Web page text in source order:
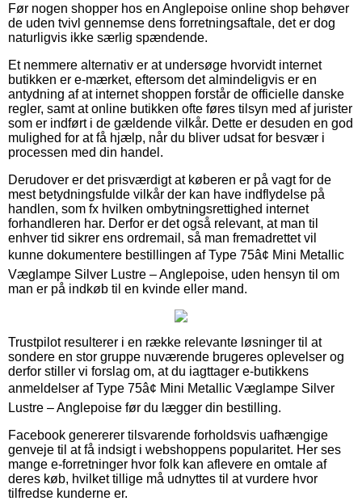
Før nogen shopper hos en Anglepoise online shop behøver
de uden tvivl gennemse dens forretningsaftale, det er dog
naturligvis ikke særlig spændende.
Et nemmere alternativ er at undersøge hvorvidt internet
butikken er e-mærket, eftersom det almindeligvis er en
antydning af at internet shoppen forstår de officielle danske
regler, samt at online butikken ofte føres tilsyn med af jurister
som er indført i de gældende vilkår. Dette er desuden en god
mulighed for at få hjælp, når du bliver udsat for besvær i
processen med din handel.
Derudover er det prisværdigt at køberen er på vagt for de
mest betydningsfulde vilkår der kan have indflydelse på
handlen, som fx hvilken ombytningsrettighed internet
forhandleren har. Derfor er det også relevant, at man til
enhver tid sikrer ens ordremail, så man fremadrettet vil
kunne dokumentere bestillingen af Type 75â¢ Mini Metallic
Væglampe Silver Lustre – Anglepoise, uden hensyn til om
man er på indkøb til en kvinde eller mand.
Trustpilot resulterer i en række relevante løsninger til at
sondere en stor gruppe nuværende brugeres oplevelser og
derfor stiller vi forslag om, at du iagttager e-butikkens
anmeldelser af Type 75â¢ Mini Metallic Væglampe Silver
Lustre – Anglepoise før du lægger din bestilling.
Facebook genererer tilsvarende forholdsvis uafhængige
genveje til at få indsigt i webshoppens popularitet. Her ses
mange e-forretninger hvor folk kan aflevere en omtale af
deres køb, hvilket tillige må udnyttes til at vurdere hvor
tilfredse kunderne er.